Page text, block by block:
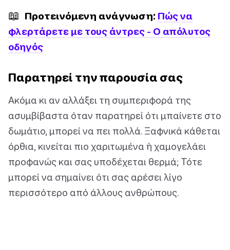
📖 Προτεινόμενη ανάγνωση: Πώς να
φλερτάρετε με τους άντρες - Ο απόλυτος
οδηγός
Παρατηρεί την παρουσία σας
Ακόμα κι αν αλλάξει τη συμπεριφορά της
ασυμβίβαστα όταν παρατηρεί ότι μπαίνετε στο
δωμάτιο, μπορεί να πει πολλά. Ξαφνικά κάθεται
όρθια, κινείται πιο χαριτωμένα ή χαμογελάει
προφανώς και σας υποδέχεται θερμά; Τότε
μπορεί να σημαίνει ότι σας αρέσει λίγο
περισσότερο από άλλους ανθρώπους.